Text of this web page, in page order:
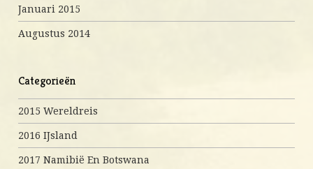
Januari 2015
Augustus 2014
Categorieën
2015 Wereldreis
2016 IJsland
2017 Namibië En Botswana